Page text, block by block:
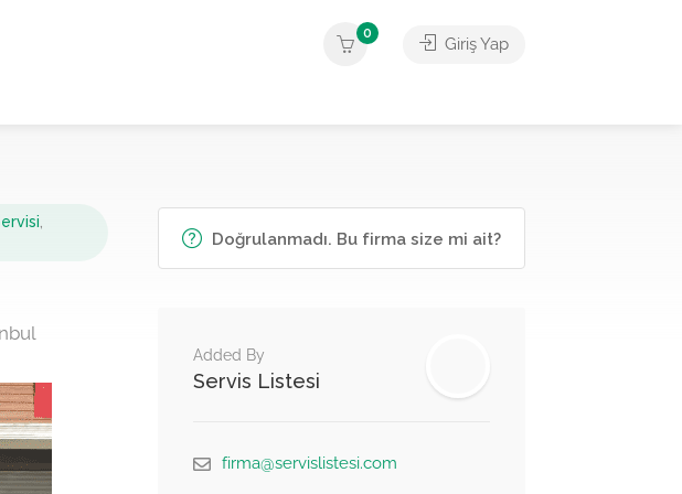
0
Giriş Yap
Doğrulanmadı. Bu firma size mi ait?
Added By
Servis Listesi
firma@servislistesi.com